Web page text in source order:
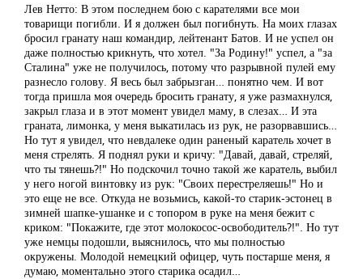
Лев Нетто: В этом последнем бою с карателями все мои
товарищи погибли. И я должен был погибнуть. На моих глазах
бросил гранату наш командир, лейтенант Батов. И не успел он
даже полностью крикнуть, что хотел. "За Родину!" успел, а "за
Сталина" уже не получилось, потому что разрывной пулей ему
разнесло голову. Я весь был забрызган… понятно чем. И вот
тогда пришла моя очередь бросить гранату, я уже размахнулся,
закрыл глаза и в этот момент увидел маму, в слезах… И эта
граната, лимонка, у меня выкатилась из рук, не разорвавшись…
Но тут я увидел, что невдалеке один раненый каратель хочет в
меня стрелять. Я поднял руки и кричу: "Давай, давай, стреляй,
что ты тянешь?!" Но подскочил точно такой же каратель, выбил
у него ногой винтовку из рук: "Своих перестреляешь!" Но и
это еще не все. Откуда не возьмись, какой-то старик-эстонец в
зимней шапке-ушанке и с топором в руке на меня бежит с
криком: "Покажите, где этот молокосос-освободитель?!". Но тут
уже немцы подошли, выяснилось, что мы полностью
окружены. Молодой немецкий офицер, чуть постарше меня, я
думаю, моментально этого старика осадил…